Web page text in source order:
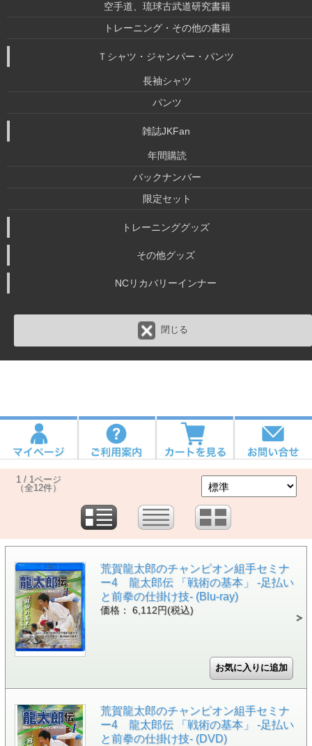
空手道、琉球古武道研究書籍
トレーニング・その他の書籍
Ｔシャツ・ジャンパー・パンツ
長袖シャツ
パンツ
雑誌JKFan
年間購読
バックナンバー
限定セット
トレーニンググッズ
その他グッズ
NCリカバリーインナー
閉じる
1 / 1ページ
（全12件）
荒賀龍太郎のチャンピオン組手セミナ
ー4 龍太郎伝 「戦術の基本」 -足払い
と前拳の仕掛け技- (Blu-ray)
価格： 6,112円(税込)
荒賀龍太郎のチャンピオン組手セミナ
ー4 龍太郎伝 「戦術の基本」 -足払い
と前拳の仕掛け技- (DVD)